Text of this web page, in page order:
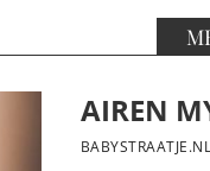
AIREN
BABYSTRAATJE.NL